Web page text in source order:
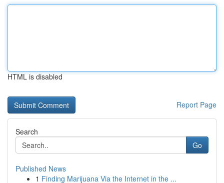
HTML is disabled
Report Page
Search
Go
Published News
1 Finding Marijuana Via the Internet in the ...